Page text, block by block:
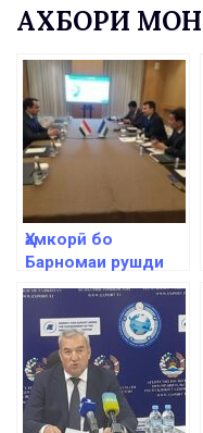
АХБОРИ
Ҳамкорӣ бо
Барномаи рушди
СММ дар Ҷумҳурии
Тоҷикистон
тақвият меёбад